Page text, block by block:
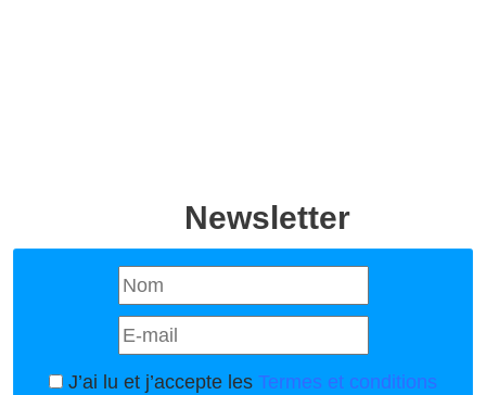
Newsletter
J’ai lu et j’accepte les Termes et conditions